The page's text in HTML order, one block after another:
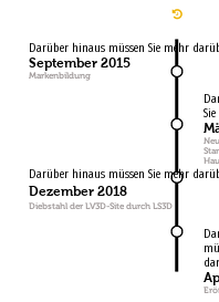
Darüber hinaus müssen Sie mehr
September 2015
Markenbildung
Darüber hinaus müssen Sie mehr
Dezember 2018
Diebstahl der LV3D-Site durch LS3D